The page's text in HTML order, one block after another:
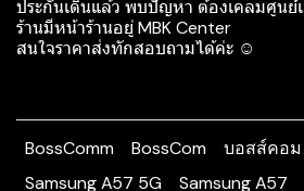
ประกันเดินแล้ว พบปัญหา ต้องเคลมศูนย์
ร้านมีหน้าร้านอยู่ MBK Center
สนใจราคาส่งทักสอบถามได้ค่ะ ☺️
BossComm BossCom บอสส์คอม
Samsung A57 5G
Samsung A57